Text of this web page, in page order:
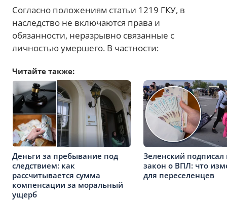
Согласно положениям статьи 1219 ГКУ, в
наследство не включаются права и
обязанности, неразрывно связанные с
личностью умершего. В частности:
Читайте также:
Деньги за пребывание под
следствием: как
рассчитывается сумма
компенсации за моральный
ущерб
Зеленский
закон о ВПЛ: что
для переселенцев